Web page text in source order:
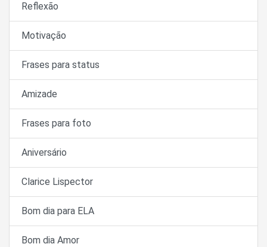
Reflexão
Motivação
Frases para status
Amizade
Frases para foto
Aniversário
Clarice Lispector
Bom dia para ELA
Bom dia Amor